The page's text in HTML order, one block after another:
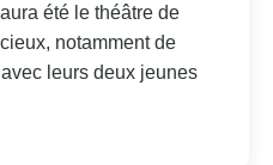
été le théâtre de
notamment de
leurs deux jeunes